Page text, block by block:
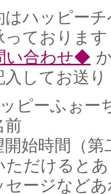
はハッピー
っております
い合わせ◆
入してお送
ピーふぉー
始時間（第
ただけると
ージなどあ